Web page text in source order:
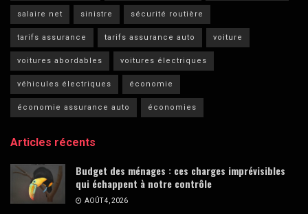
salaire net sinistre sécurité routière
tarifs assurance tarifs assurance auto voiture
voitures abordables voitures électriques
véhicules électriques économie
économie assurance auto économies
Articles récents
Budget des ménages : ces charges imprévisibles
qui échappent à notre contrôle
AOÛT 4, 2026